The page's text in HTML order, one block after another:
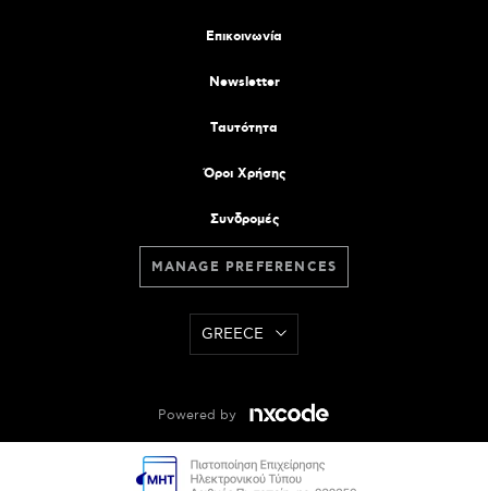
Επικοινωνία
Newsletter
Tαυτότητα
Όροι Χρήσης
Συνδρομές
MANAGE PREFERENCES
GREECE
Powered by